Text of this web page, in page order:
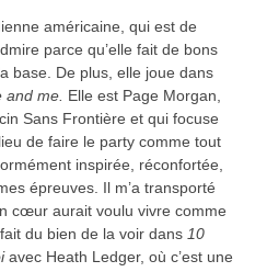
américaine, qui est de
parce qu’elle fait de bons
base. De plus, elle joue dans
and me. Elle est Page Morgan,
Sans Frontière et qui focuse
de faire le party comme tout
inspirée, réconfortée,
épreuves. Il m’a transporté
cœur aurait voulu vivre comme
du bien de la voir dans 10
avec Heath Ledger, où c’est une